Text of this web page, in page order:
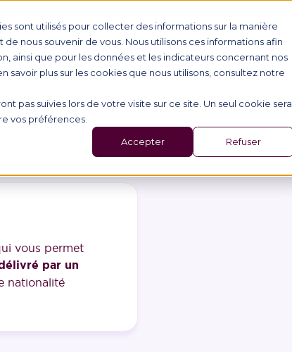
sont utilisés pour collecter des informations sur la manière
nous souvenir de vous. Nous utilisons ces informations afin
ainsi que pour les données et les indicateurs concernant nos
savoir plus sur les cookies que nous utilisons, consultez notre
pas suivies lors de votre visite sur ce site. Un seul cookie sera
vos préférences.
Accepter Refuser
L'ÉCOLE ALTERNANCE ÉVÉNEMENTS
vous permet
par un
nationalité
ÉTUDIANTS FRANÇAIS
ADMISSIONS
parcours,
Concours BCE